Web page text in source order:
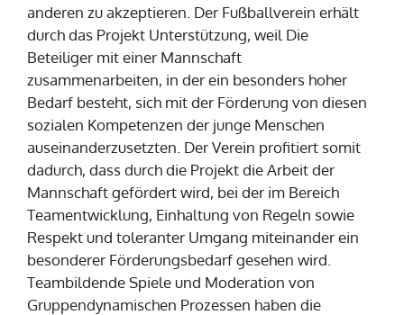
anderen zu akzeptieren. Der Fußballverein erhält
durch das Projekt Unterstützung, weil Die
Beteiliger mit einer Mannschaft
zusammenarbeiten, in der ein besonders hoher
Bedarf besteht, sich mit der Förderung von diesen
sozialen Kompetenzen der junge Menschen
auseinanderzusetzten. Der Verein profitiert somit
dadurch, dass durch die Projekt die Arbeit der
Mannschaft gefördert wird, bei der im Bereich
Teamentwicklung, Einhaltung von Regeln sowie
Respekt und toleranter Umgang miteinander ein
besonderer Förderungsbedarf gesehen wird.
Teambildende Spiele und Moderation von
Gruppendynamischen Prozessen haben die